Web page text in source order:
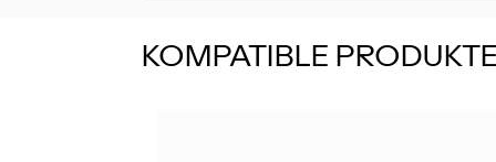
KOMPATIBLE PRODUKTE